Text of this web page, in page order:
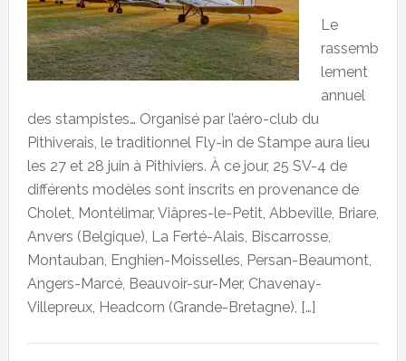
Le
rassemb
lement
annuel
des stampistes… Organisé par l’aéro-club du
Pithiverais, le traditionnel Fly-in de Stampe aura lieu
les 27 et 28 juin à Pithiviers. À ce jour, 25 SV-4 de
différents modèles sont inscrits en provenance de
Cholet, Montélimar, Viâpres-le-Petit, Abbeville, Briare,
Anvers (Belgique), La Ferté-Alais, Biscarrosse,
Montauban, Enghien-Moisselles, Persan-Beaumont,
Angers-Marcé, Beauvoir-sur-Mer, Chavenay-
Villepreux, Headcorn (Grande-Bretagne), […]